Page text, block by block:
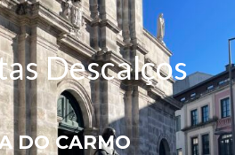
Descalços
DO CARMO